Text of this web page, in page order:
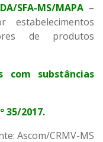
SFA-MS/MAPA–
estabelecimentos
de produtos
com substâncias
35/2017.
Ascom/CRMV-MS